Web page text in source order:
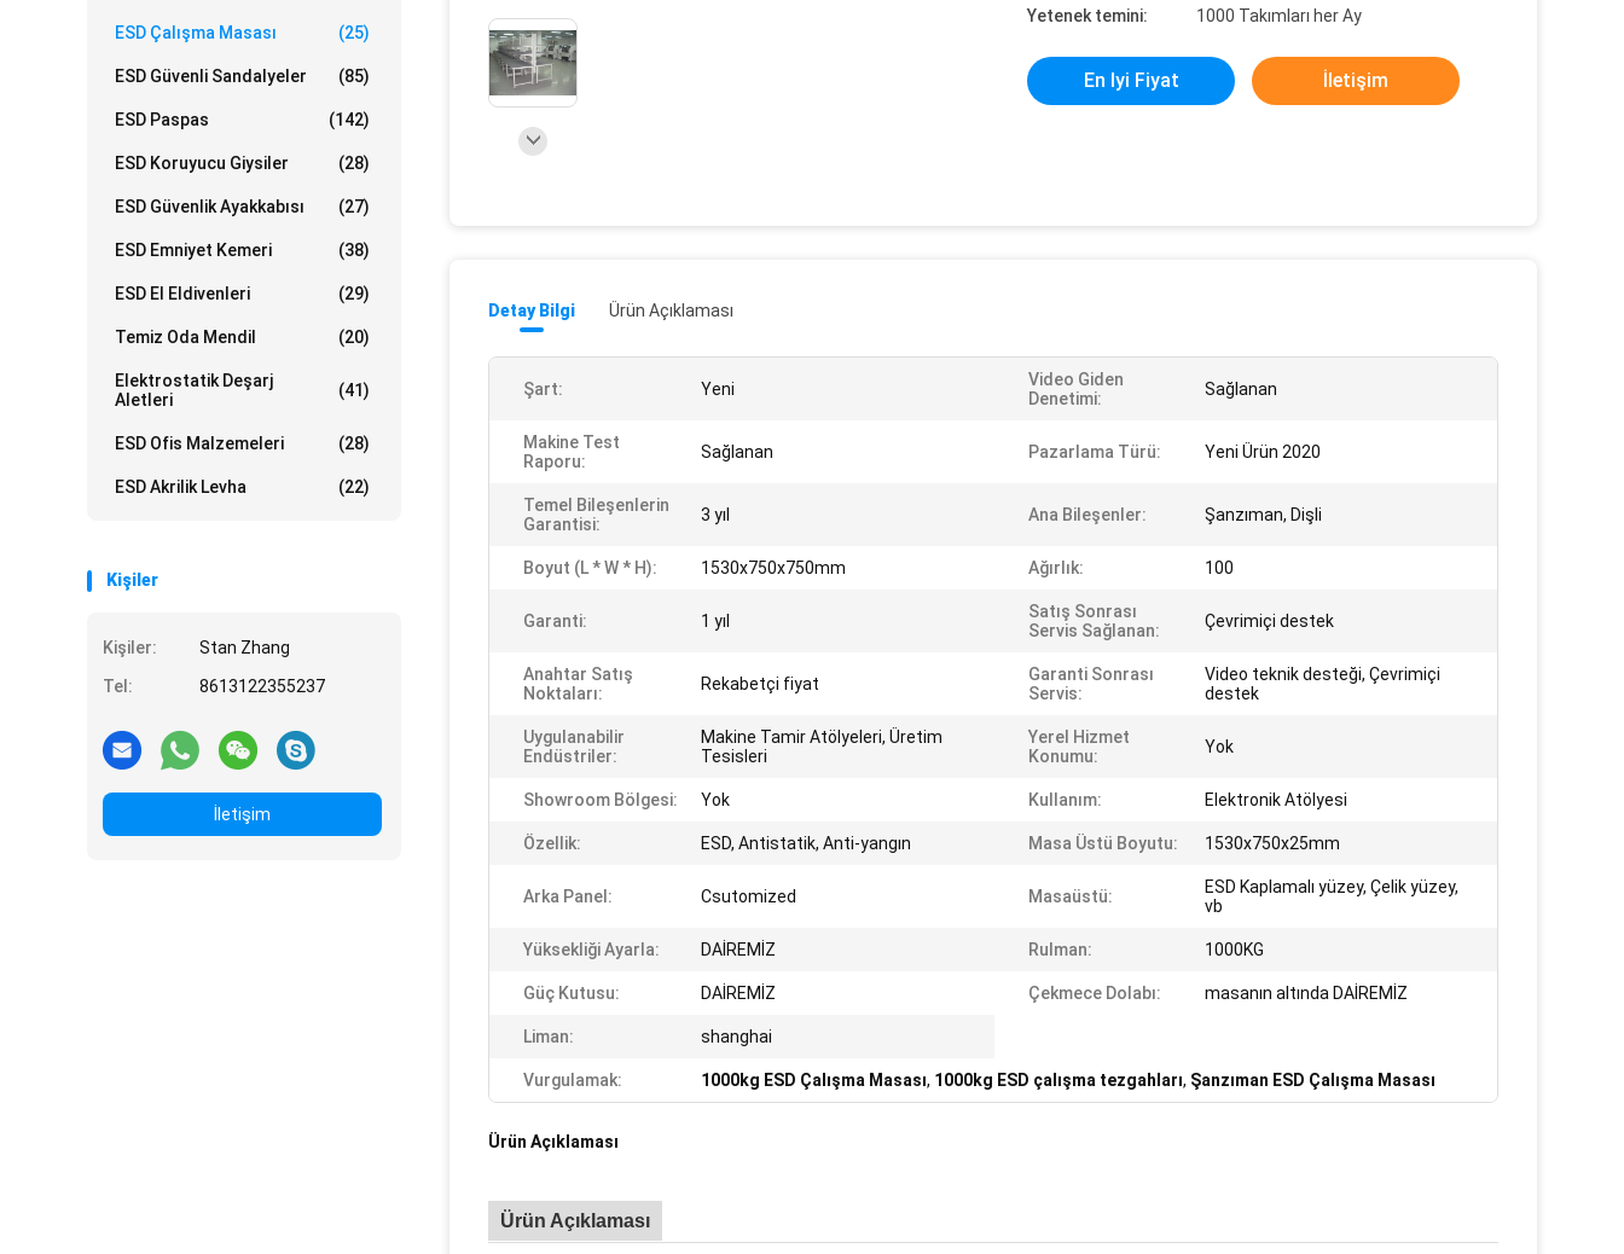
ESD Çalışma Masası (25)
ESD Güvenli Sandalyeler (85)
ESD Paspas (142)
ESD Koruyucu Giysiler (28)
ESD Güvenlik Ayakkabısı (27)
ESD Emniyet Kemeri (38)
ESD El Eldivenleri (29)
Temiz Oda Mendil (20)
Elektrostatik Deşarj
Aletleri
(41)
ESD Ofis Malzemeleri (28)
ESD Akrilik Levha (22)
Kişiler
Kişiler:
Stan Zhang
Tel:
8613122355237
İletişim
Yetenek temini:
1000 Takımları her Ay
En Iyi Fiyat İletişim
Detay Bilgi Ürün Açıklaması
Şart: Yeni
Video Giden
Denetimi:
Sağlanan
Makine Test
Raporu:
Sağlanan Pazarlama Türü: Yeni Ürün 2020
Temel Bileşenlerin
Garantisi:
3 yıl Ana Bileşenler: Şanzıman, Dişli
Boyut (L * W * H): 1530x750x750mm Ağırlık: 100
Garanti: 1 yıl
Satış Sonrası
Servis Sağlanan:
Çevrimiçi destek
Anahtar Satış
Noktaları:
Rekabetçi fiyat
Garanti Sonrası
Servis:
Video teknik desteği, Çevrimiçi
destek
Uygulanabilir
Endüstriler:
Makine Tamir Atölyeleri, Üretim
Tesisleri
Yerel Hizmet
Konumu:
Yok
Showroom Bölgesi: Yok Kullanım: Elektronik Atölyesi
Özellik: ESD, Antistatik, Anti-yangın Masa Üstü Boyutu: 1530x750x25mm
Arka Panel: Csutomized Masaüstü:
ESD Kaplamalı yüzey, Çelik yüzey,
vb
Yüksekliği Ayarla: DAİREMİZ Rulman: 1000KG
Güç Kutusu: DAİREMİZ Çekmece Dolabı: masanın altında DAİREMİZ
Liman: shanghai
Vurgulamak: 1000kg ESD Çalışma Masası, 1000kg ESD çalışma tezgahları, Şanzıman ESD Çalışma Masası
Ürün Açıklaması
Ürün Açıklaması